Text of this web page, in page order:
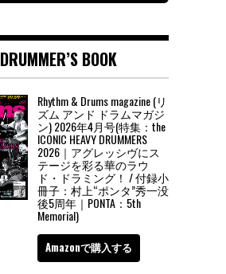
DRUMMER’S BOOK
Rhythm & Drums magazine (リ
ズム アンド ドラムマガジ
ン) 2026年4月号(特集：the
ICONIC HEAVY DRUMMERS
2026｜アグレッシヴにス
テージを彩る華のラウ
ド・ドラミング！ / 付録小
冊子：村上“ポンタ”秀一没
後5周年｜PONTA：5th
Memorial)
Amazonで購入する